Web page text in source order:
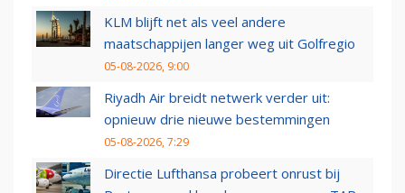
KLM blijft net als veel andere
maatschappijen langer weg uit Golfregio
05-08-2026, 9:00
Riyadh Air breidt netwerk verder uit:
opnieuw drie nieuwe bestemmingen
05-08-2026, 7:29
Directie Lufthansa probeert onrust bij